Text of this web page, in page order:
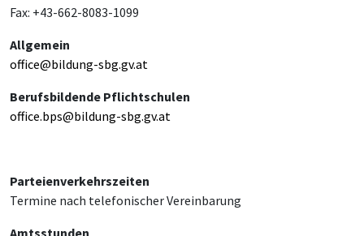
Fax: +43-662-8083-1099
Allgemein
office@bildung-sbg.gv.at
Berufsbildende Pflichtschulen
office.bps@bildung-sbg.gv.at
Parteienverkehrszeiten
Termine nach telefonischer Vereinbarung
Amtsstunden